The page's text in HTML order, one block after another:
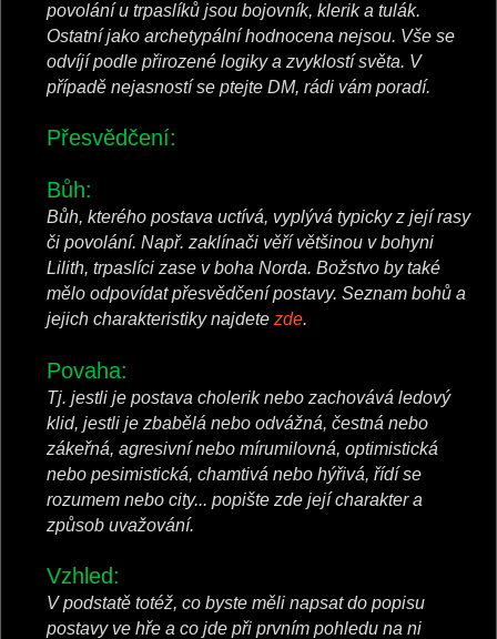
povolání u trpaslíků jsou bojovník, klerik a tulák.
Ostatní jako archetypální hodnocena nejsou. Vše se
odvíjí podle přirozené logiky a zvyklostí světa. V
případě nejasností se ptejte DM, rádi vám poradí.
Přesvědčení:
Bůh:
Bůh, kterého postava uctívá, vyplývá typicky z její rasy
či povolání. Např. zaklínači věří většinou v bohyni
Lilith, trpaslíci zase v boha Norda. Božstvo by také
mělo odpovídat přesvědčení postavy. Seznam bohů a
jejich charakteristiky najdete zde.
Povaha:
Tj. jestli je postava cholerik nebo zachovává ledový
klid, jestli je zbabělá nebo odvážná, čestná nebo
zákeřná, agresivní nebo mírumilovná, optimistická
nebo pesimistická, chamtivá nebo hýřivá, řídí se
rozumem nebo city... popište zde její charakter a
způsob uvažování.
Vzhled:
V podstatě totéž, co byste měli napsat do popisu
postavy ve hře a co jde při prvním pohledu na ni